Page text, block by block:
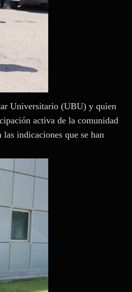
Universitario (UBU) y quien
activa de la comunidad
indicaciones que se han